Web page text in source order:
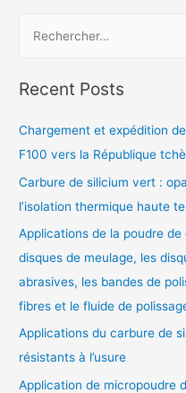
Recent Posts
Chargement et expédition
F100 vers la République
Carbure de silicium vert :
l’isolation thermique haute
Applications de la poudre
disques de meulage, les
abrasives, les bandes de
fibres et le fluide de
Applications du carbure de
résistants à l’usure
Application de micropoudre